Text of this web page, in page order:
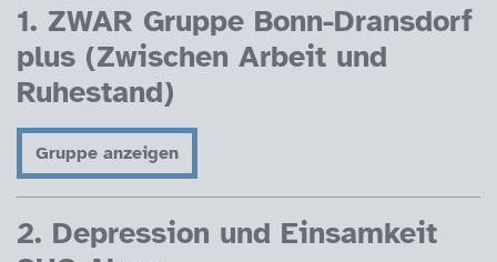
1. ZWAR Gruppe Bonn-Dransdorf
plus (Zwischen Arbeit und
Ruhestand)
Gruppe anzeigen
2. Depression und Einsamkeit